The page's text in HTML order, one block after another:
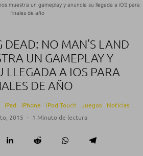
muestra un gameplay y anuncia su llegada a iOS para
finales de año
DEAD: NO MAN’S LAND
UN GAMEPLAY Y
LLEGADA A IOS PARA
DE AÑO
iPad iPhone iPod Touch Juegos
Noticias
2015 · 1 Minuto de lectura